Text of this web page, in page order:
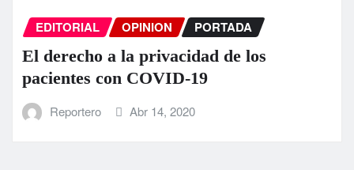
EDITORIAL OPINION PORTADA
El derecho a la privacidad de los
pacientes con COVID-19
Reportero Abr 14, 2020